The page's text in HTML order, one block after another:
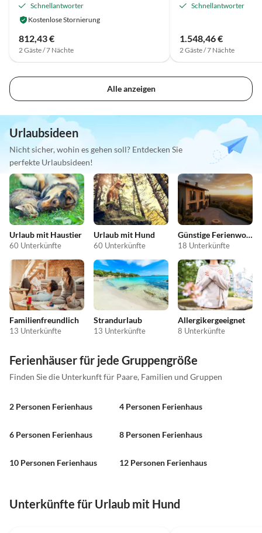
Schnellantworter
Kostenlose Stornierung
812,43 €
2 Gäste / 7 Nächte
Schnellantworter
1.548,46 €
2 Gäste / 7 Nächte
Alle anzeigen
Urlaubsideen
Nicht sicher, wohin es gehen soll? Entdecken Sie
perfekte Urlaubsideen!
Urlaub mit Haustier
60 Unterkünfte
Urlaub mit Hund
60 Unterkünfte
Günstige Ferienwohnungen
18 Unterkünfte
Familienfreundlich
13 Unterkünfte
Strandurlaub
13 Unterkünfte
Allergikergeeignet
8 Unterkünfte
Ferienhäuser für jede Gruppengröße
Finden Sie die Unterkunft für Paare, Familien und Gruppen
2 Personen Ferienhaus 4 Personen Ferienhaus
6 Personen Ferienhaus 8 Personen Ferienhaus
10 Personen Ferienhaus 12 Personen Ferienhaus
Unterkünfte für Urlaub mit Hund